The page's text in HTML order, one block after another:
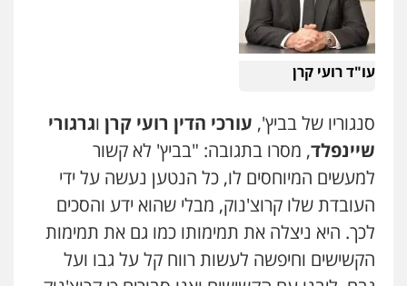
עו"ד דותן דניאלי
עו"ד שנהב אילון
פשיעה חמורה חקירות ומעצרים
נוער עורכי דין לענייני אסירים תעבורה
0549475678
עו"ד חמאדה מסרי
עו"ד רועי קרן
סנגוריו של בביץ', עורכי הדין רועי קרן וגרגורי
שיינפלד, מסרו בתגובה: "בביץ' לא קשור
למעשים המיוחסים לו, כל הנטען נעשה על ידי
העובדת שלו קרוצ'נוק, מבלי שהוא ידע והסכים
לכך. היא ניצלה את תמימותו כמו גם את תמימות
הקשישים וחיפשה לעשות רווח קל על גבו ועל
עו"ד אמיר מסארווה
תעבורה
לענייני אסירים
עו"ד זוהר ארבל
פשיעה חמורה מעצרים וחקירות
קטינים
0538788878
משרד עורכי דין חן ברוך
פלילי דיני תעבורה מעצרים וחקירות
0505078733